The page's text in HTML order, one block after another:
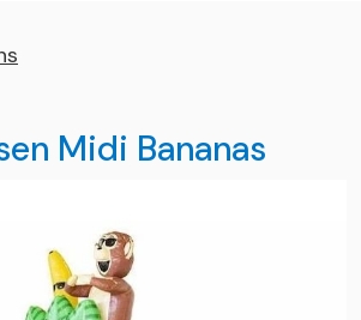
Midi Bananas